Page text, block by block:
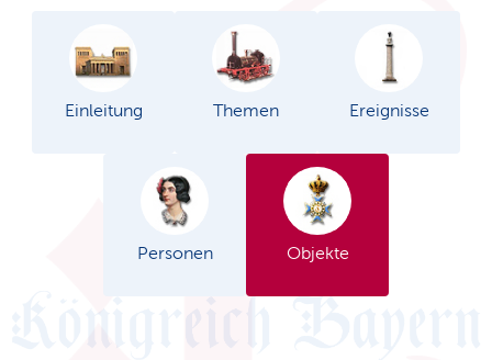
Einleitung Themen Ereignisse
Personen Objekte